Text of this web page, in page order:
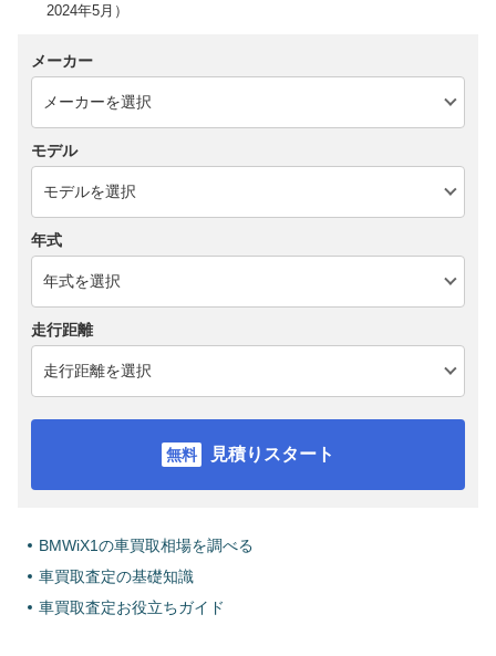
2024年5月）
メーカー
モデル
年式
走行距離
見積りスタート
BMWiX1の車買取相場を調べる
車買取査定の基礎知識
車買取査定お役立ちガイド